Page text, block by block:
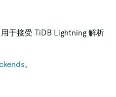
于接受 TiDB Lightning 解析
。